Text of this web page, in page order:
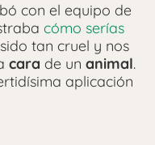
con el equipo de
cómo serías
tan cruel y nos
cara de un animal.
aplicación